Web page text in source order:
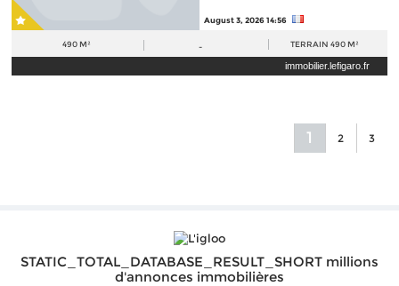
August 3, 2026 14:56
490 M² - TERRAIN 490 M²
immobilier.lefigaro.fr
1 2 3
STATIC_TOTAL_DATABASE_RESULT_SHORT millions
d'annonces immobilières